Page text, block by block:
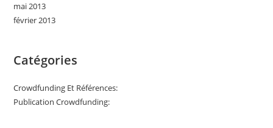
mai 2013
février 2013
Catégories
Crowdfunding Et Références:
Publication Crowdfunding: